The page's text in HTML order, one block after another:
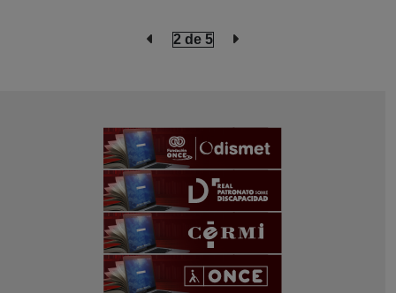
Página anterior
página
2 de 5 Siguiente página